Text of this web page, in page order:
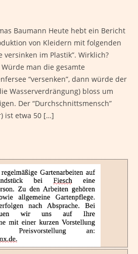
Baumann Heute hebt ein Bericht
von Kleidern mit folgenden
versinken im Plastik”. Wirklich?
man die gesamte
“versenken”, dann würde der
Wasserverdrängung) bloss um
Der “Durchschnittsmensch”
ist etwa 50 […]